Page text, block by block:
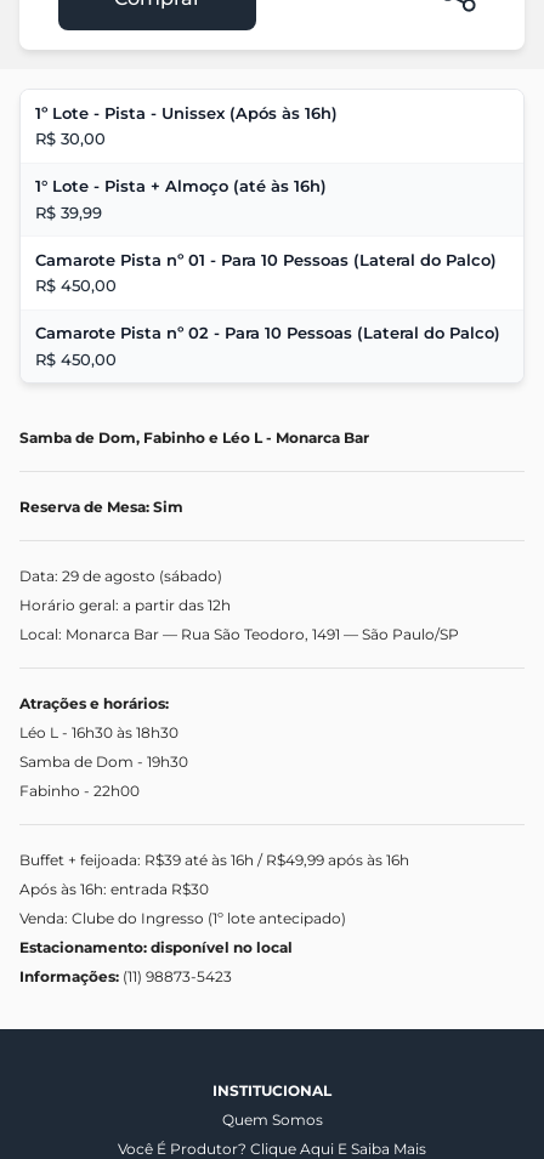
1º Lote - Pista - Unissex (Após às 16h)
R$ 30,00
1° Lote - Pista + Almoço (até às 16h)
R$ 39,99
Camarote Pista nº 01 - Para 10 Pessoas (Lateral do Palco)
R$ 450,00
Camarote Pista nº 02 - Para 10 Pessoas (Lateral do Palco)
R$ 450,00
Samba de Dom, Fabinho e Léo L - Monarca Bar
Reserva de Mesa: Sim
Data: 29 de agosto (sábado)
Horário geral: a partir das 12h
Local: Monarca Bar — Rua São Teodoro, 1491 — São Paulo/SP
Atrações e horários:
Léo L - 16h30 às 18h30
Samba de Dom - 19h30
Fabinho - 22h00
Buffet + feijoada: R$39 até às 16h / R$49,99 após às 16h
Após às 16h: entrada R$30
Venda: Clube do Ingresso (1º lote antecipado)
Estacionamento: disponível no local
Informações: (11) 98873-5423
INSTITUCIONAL
Quem Somos
Você É Produtor? Clique Aqui E Saiba Mais